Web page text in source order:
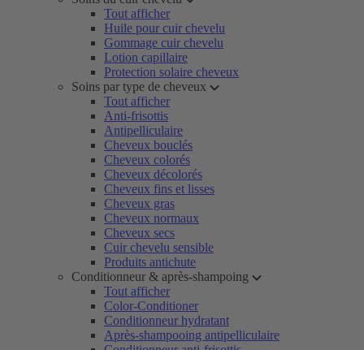
Tout afficher
Huile pour cuir chevelu
Gommage cuir chevelu
Lotion capillaire
Protection solaire cheveux
Soins par type de cheveux
Tout afficher
Anti-frisottis
Antipelliculaire
Cheveux bouclés
Cheveux colorés
Cheveux décolorés
Cheveux fins et lisses
Cheveux gras
Cheveux normaux
Cheveux secs
Cuir chevelu sensible
Produits antichute
Conditionneur & après-shampoing
Tout afficher
Color-Conditioner
Conditionneur hydratant
Après-shampooing antipelliculaire